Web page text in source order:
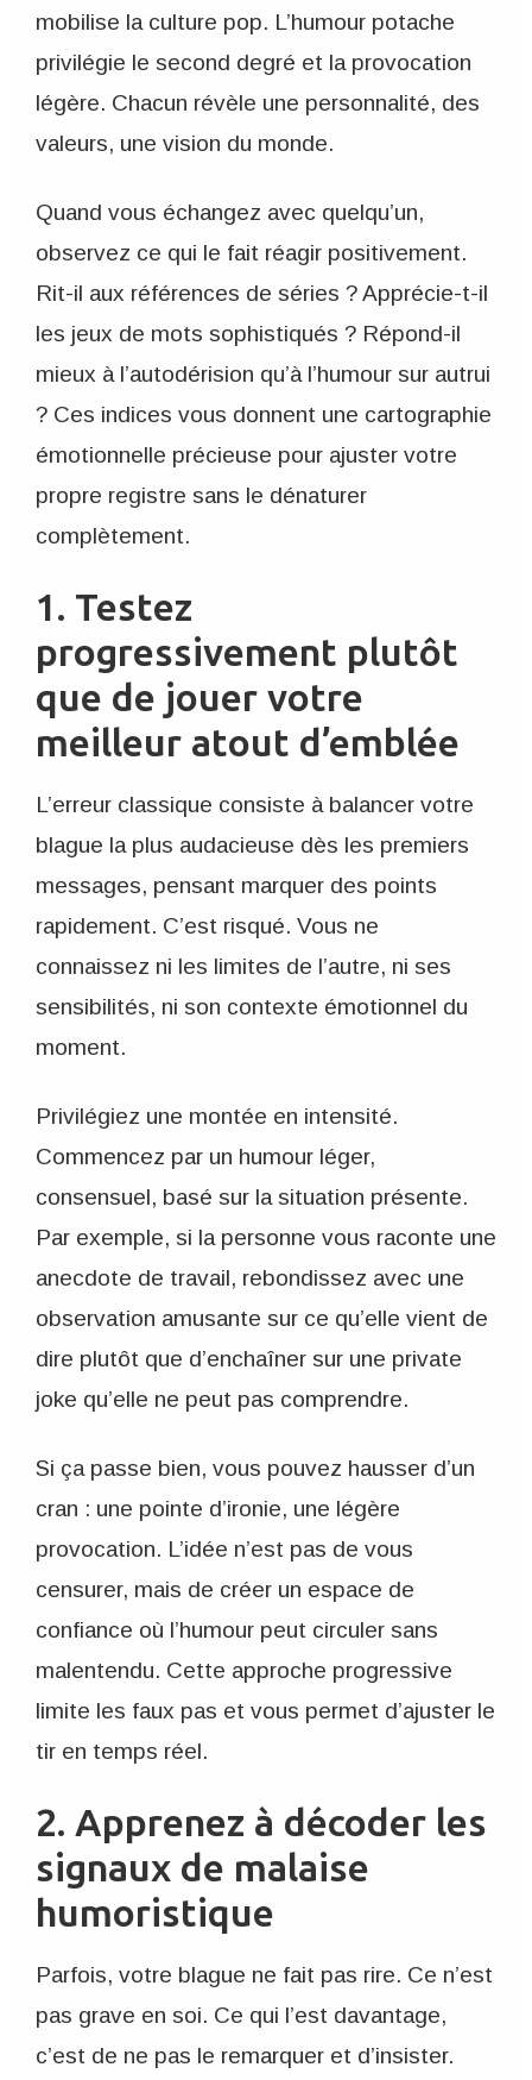
mobilise la culture pop. L’humour potache
privilégie le second degré et la provocation
légère. Chacun révèle une personnalité, des
valeurs, une vision du monde.
Quand vous échangez avec quelqu’un,
observez ce qui le fait réagir positivement.
Rit-il aux références de séries ? Apprécie-t-il
les jeux de mots sophistiqués ? Répond-il
mieux à l’autodérision qu’à l’humour sur autrui
? Ces indices vous donnent une cartographie
émotionnelle précieuse pour ajuster votre
propre registre sans le dénaturer
complètement.
1. Testez
progressivement plutôt
que de jouer votre
meilleur atout d’emblée
L’erreur classique consiste à balancer votre
blague la plus audacieuse dès les premiers
messages, pensant marquer des points
rapidement. C’est risqué. Vous ne
connaissez ni les limites de l’autre, ni ses
sensibilités, ni son contexte émotionnel du
moment.
Privilégiez une montée en intensité.
Commencez par un humour léger,
consensuel, basé sur la situation présente.
Par exemple, si la personne vous raconte une
anecdote de travail, rebondissez avec une
observation amusante sur ce qu’elle vient de
dire plutôt que d’enchaîner sur une private
joke qu’elle ne peut pas comprendre.
Si ça passe bien, vous pouvez hausser d’un
cran : une pointe d’ironie, une légère
provocation. L’idée n’est pas de vous
censurer, mais de créer un espace de
confiance où l’humour peut circuler sans
malentendu. Cette approche progressive
limite les faux pas et vous permet d’ajuster le
tir en temps réel.
2. Apprenez à décoder les
signaux de malaise
humoristique
Parfois, votre blague ne fait pas rire. Ce n’est
pas grave en soi. Ce qui l’est davantage,
c’est de ne pas le remarquer et d’insister.